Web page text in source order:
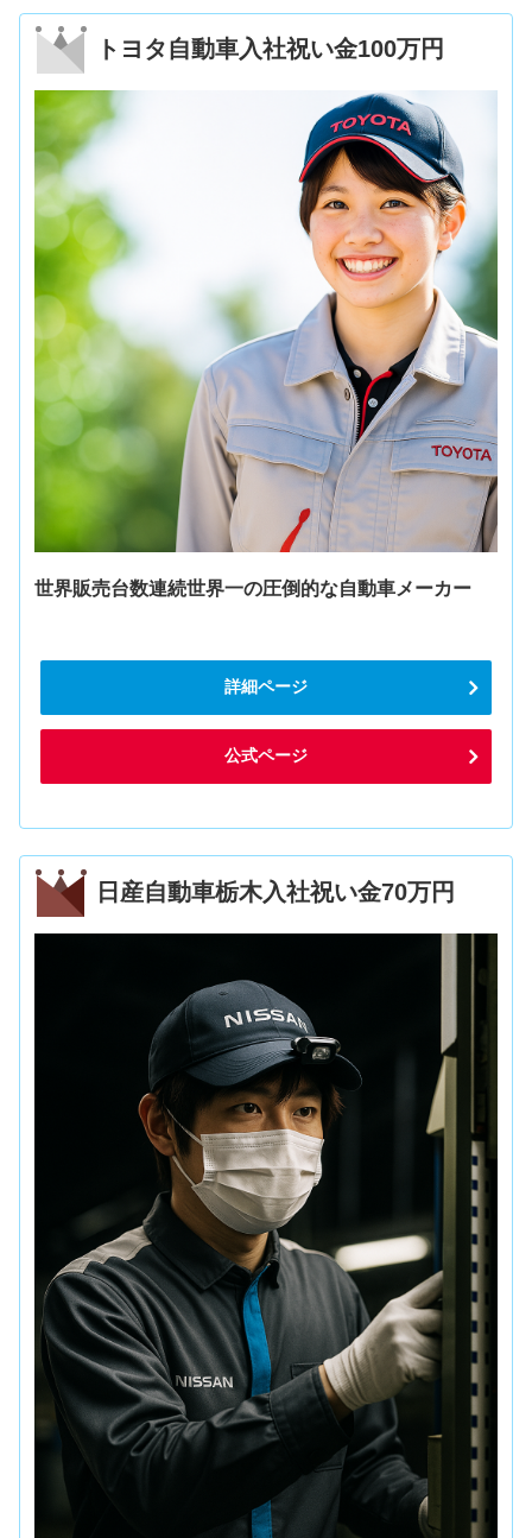
トヨタ自動車入社祝い金100万円
世界販売台数連続世界一の圧倒的な自動車メーカー
詳細ページ
公式ページ
日産自動車栃木入社祝い金70万円